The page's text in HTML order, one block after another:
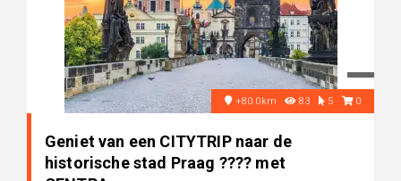
+80.0km 83 5 0
Geniet van een CITYTRIP naar de
historische stad Praag ???? met